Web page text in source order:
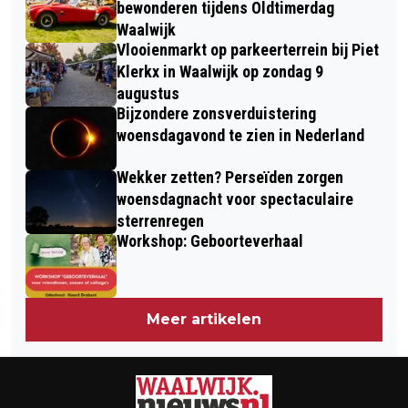
IN FRIESLAND
bewonderen tijdens Oldtimerdag
Waalwijk
Vlooienmarkt op parkeerterrein bij Piet
Klerkx in Waalwijk op zondag 9
augustus
Bijzondere zonsverduistering
woensdagavond te zien in Nederland
Wekker zetten? Perseïden zorgen
woensdagnacht voor spectaculaire
sterrenregen
Workshop: Geboorteverhaal
Meer artikelen